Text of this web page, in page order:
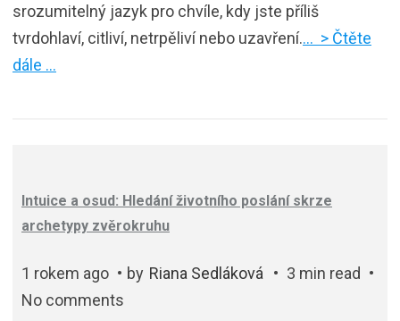
srozumitelný jazyk pro chvíle, kdy jste příliš
tvrdohlaví, citliví, netrpěliví nebo uzavření.… > Čtěte
dále …
Intuice a osud: Hledání životního poslání skrze
archetypy zvěrokruhu
1 rokem ago by Riana Sedláková
3 min read
No comments